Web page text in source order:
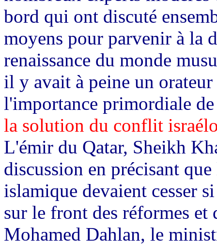
bord qui ont discuté
moyens pour parvenir à la
renaissance du monde
il y avait à peine un
l'importance primordiale
la solution du conflit
L'émir du Qatar, Sheikh
discussion en précisant
islamique devaient cesser
sur le front des réformes
Mohamed Dahlan, le